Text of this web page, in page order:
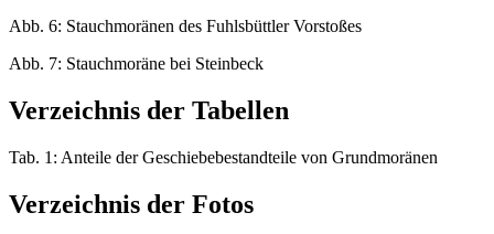
Abb. 6: Stauchmoränen des Fuhlsbüttler Vorstoßes
Abb. 7: Stauchmoräne bei Steinbeck
Verzeichnis der Tabellen
Tab. 1: Anteile der Geschiebebestandteile von Grundmoränen
Verzeichnis der Fotos